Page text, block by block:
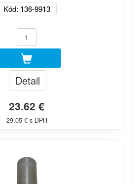
Kód: 136-9913
Detail
23.62 €
29.05 € s DPH